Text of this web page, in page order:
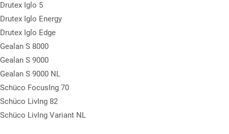
Drutex Iglo 5
Drutex Iglo Energy
Drutex Iglo Edge
Gealan S 8000
Gealan S 9000
Gealan S 9000 NL
Schüco FocusIng 70
Schüco LivIng 82
Schüco LivIng Variant NL